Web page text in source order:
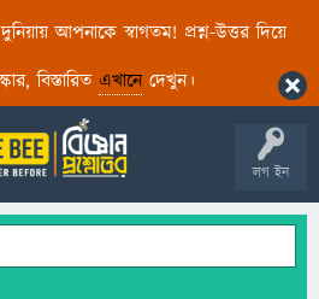
দুনিয়ায় আপনাকে স্বাগতম! প্রশ্ন-উত্তর দিয়ে
বিস্তারিত এখানেদেখুন।
লগ ইন